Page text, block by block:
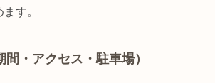
す。
間・アクセス・駐車場）